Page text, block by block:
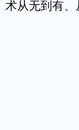
术从无到有、